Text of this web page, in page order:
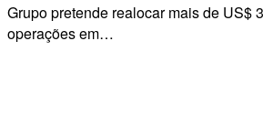
Grupo pretende realocar mais de US$
operações em…